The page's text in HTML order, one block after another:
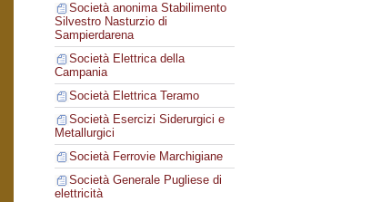
Società anonima Stabilimento
Silvestro Nasturzio di
Sampierdarena
Società Elettrica della
Campania
Società Elettrica Teramo
Società Esercizi Siderurgici e
Metallurgici
Società Ferrovie Marchigiane
Società Generale Pugliese di
elettricità